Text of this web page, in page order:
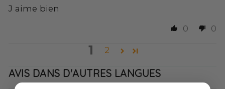
J aime bien
0
0
1 2
AVIS DANS D'AUTRES LANGUES